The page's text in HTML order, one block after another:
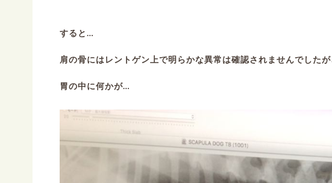
すると…
肩の骨にはレントゲン上で明らかな異常は確認されませんでしたが
胃の中に何かが…